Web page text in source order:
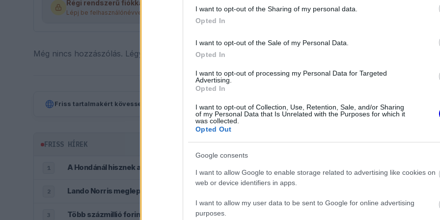
I want to opt-out of the Sharing of my personal data.
Opted In
I want to opt-out of the Sale of my Personal Data.
Opted In
I want to opt-out of processing my Personal Data for Targeted
Advertising.
Opted In
I want to opt-out of Collection, Use, Retention, Sale, and/or Sharing
of my Personal Data that Is Unrelated with the Purposes for which it
was collected.
Opted Out
Google consents
I want to allow Google to enable storage related to advertising like cookies on
web or device identifiers in apps.
I want to allow my user data to be sent to Google for online advertising
purposes.
Régi rendszerű fiókkal rendelkezel?
Lépj be felhasználónévvel és jelszóval, majd állj át az e-mail alapú rendszerre.
Még nincs hozzászólás. Légy te az első!
Friss tartalmakért kövessetek minket a Google Híreken is.
FRISS HÍREK
1 A Hondánál hisznek az áttörésben, teljesen új motorral érkeznek a Holland Nagydíjra az Aston Martinnal
2 Lando Norris meglepő vallomást tett a gyermekkori szenvedélyéről
3 Több százmillió forintért kelhet el Michael Schumacher első Forma–1-es autója